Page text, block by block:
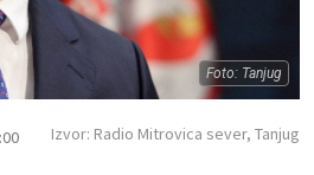
Foto: Tanjug
Izvor: Radio Mitrovica sever, Tanjug